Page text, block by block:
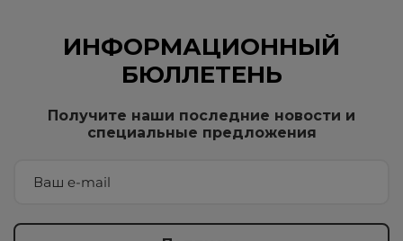
ИНФОРМАЦИОННЫЙ
БЮЛЛЕТЕНЬ
Получите наши последние новости и
специальные предложения